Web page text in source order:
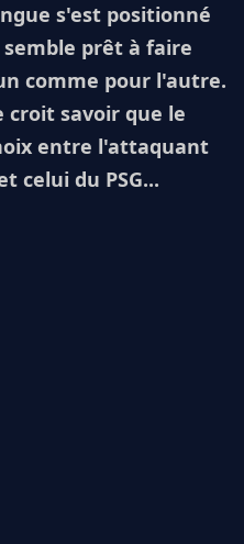
s'est positionné
prêt à faire
comme pour l'autre.
croit savoir que le
entre l'attaquant
celui du PSG...